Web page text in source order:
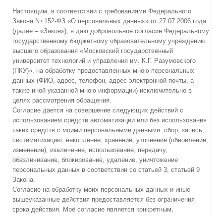
Настоящим, в соответствии с требованиями Федерального
Закона № 152-ФЗ «О персональных данных» от 27.07.2006 года
(далее – «Закон»), я даю добровольное согласие Федеральному
государственному бюджетному образовательному учреждению
высшего образования «Московский государственный
университет технологий и управления им. К.Г. Разумовского
(ПКУ)», на обработку предоставленных мною персональных
данных (ФИО, адрес, телефон, адрес электронной почты, а
также иной указанной мною информации) исключительно в
целях рассмотрения обращения.
Согласие дается на совершение следующих действий с
использованием средств автоматизации или без использования
таких средств с моими персональными данными: сбор, запись,
систематизацию, накопление, хранение, уточнение (обновление,
изменение), извлечение, использование, передачу,
обезличивание, блокирование, удаление, уничтожение
персональных данных в соответствии со статьей 3, статьей 9
Закона.
Согласие на обработку моих персональных данных и иные
вышеуказанные действия предоставляется без ограничения
срока действия. Моё согласие является конкретным,